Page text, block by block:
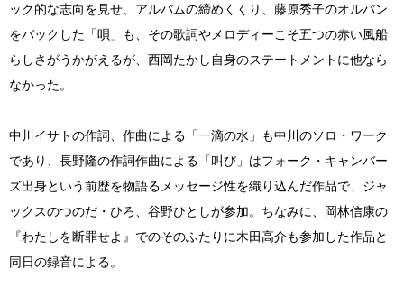
ック的な志向を見せ、アルバムの締めくくり、藤原秀子のオルバン
をバックした「唄」も、その歌詞やメロディーこそ五つの赤い風船
らしさがうかがえるが、西岡たかし自身のステートメントに他なら
なかった。
中川イサトの作詞、作曲による「一滴の水」も中川のソロ・ワーク
であり、長野隆の作詞作曲による「叫び」はフォーク・キャンバー
ズ出身という前歴を物語るメッセージ性を織り込んだ作品で、ジャ
ックスのつのだ・ひろ、谷野ひとしが参加。ちなみに、岡林信康の
『わたしを断罪せよ』でのそのふたりに木田高介も参加した作品と
同日の録音による。